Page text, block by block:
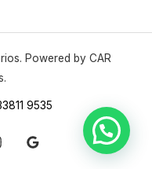
Powered by CAR
9535